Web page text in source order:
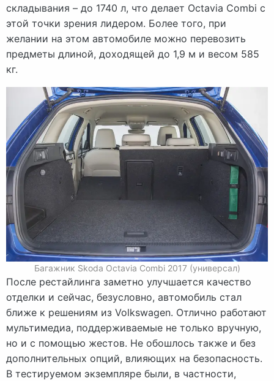
складывания – до 1740 л, что делает Octavia Combi с
этой точки зрения лидером. Более того, при
желании на этом автомобиле можно перевозить
предметы длиной, доходящей до 1,9 м и весом 585
кг.
Багажник Skoda Octavia Combi 2017 (универсал)
После рестайлинга заметно улучшается качество
отделки и сейчас, безусловно, автомобиль стал
ближе к решениям из Volkswagen. Отлично работают
мультимедиа, поддерживаемые не только вручную,
но и с помощью жестов. Не обошлось также и без
дополнительных опций, влияющих на безопасность.
В тестируемом экземпляре были, в частности,